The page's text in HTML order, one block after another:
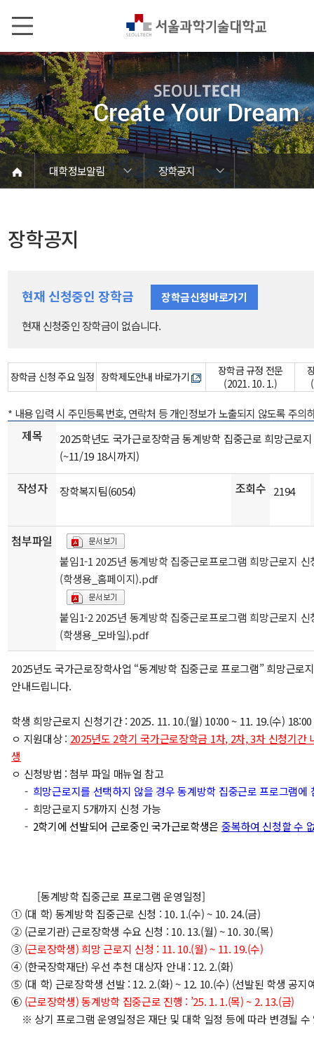
대학정보알림
장학공지
대학정보알림
정보공개
정보서비스안내
온라인민원센터
청렴행정
갑질신고센터
유실물 센터
SEOULTECH광장
대학공지사항
학사공지
장학공지
대학원공지
취업공지
대학입찰
채용정보
공모/외부행사
등록금심의위원회
코로나바이러스19 대응안내
재정위원회
장학공지
현재 신청중인 장학금
장학금신청바로가기
현재 신청중인 장학금이 없습니다.
장학금 신청 주요 일정 장학제도안내 바로가기
장학금 규정 전문
(2021. 10. 1.)
* 내용 입력 시 주민등록번호, 연락처 등 개인정보가 노출되지 않도록 주의
제목
2025학년도 국가근로장학금 동계방학 집중근로 희망근로
(~11/19 18시까지)
작성자 장학복지팀(6054) 조회수 2194
첨부파일
붙임1-1 2025년 동계방학 집중근로프로그램 희망근로지 신
(학생용_홈페이지).pdf
붙임1-2 2025년 동계방학 집중근로프로그램 희망근로지 신
(학생용_모바일).pdf
2025년도 국가근로장학사업 “동계방학 집중근로 프로그램” 희망근로
안내드립니다.
학생 희망근로지 신청기간 : 2025. 11. 10.(월) 10:00 ~ 11. 19.(수)
ㅇ 지원대상 : 2025년도 2학기 국가근로장학금 1차, 2차, 3차 신청기간
생
ㅇ 신청방법 : 첨부 파일 매뉴얼 참고
- 희망근로지를 선택하지 않을 경우 동계방학 집중근로 프로그램에
- 희망근로지 5개까지 신청 가능
- 2학기에 선발되어 근로중인 국가근로학생은 중복하여 신청할 수
[동계방학 집중근로 프로그램 운영일정]
① (대 학) 동계방학 집중근로 신청 : 10. 1.(수) ~ 10. 24.(금)
② (근로기관) 근로장학생 수요 신청 : 10. 13.(월) ~ 10. 30.(목)
③ (근로장학생) 희망 근로지 신청 : 11. 10.(월) ~ 11. 19.(수)
④ (한국장학재단) 우선 추천 대상자 안내 : 12. 2.(화)
⑤ (대 학) 근로장학생 선발 : 12. 2.(화) ~ 12. 10.(수) (선발된 학생 공지
⑥(근로장학생) 동계방학 집중근로 진행 : ’25. 1. 1.(목) ~ 2. 13.(금)
※ 상기 프로그램 운영일정은 재단 및 대학 일정 등에 따라 변경될 수